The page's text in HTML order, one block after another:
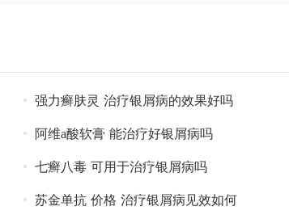
强力癣肤灵 治疗银屑病的效果好吗
阿维a酸软膏 能治疗好银屑病吗
七癣八毒 可用于治疗银屑病吗
苏金单抗 价格 治疗银屑病见效如何